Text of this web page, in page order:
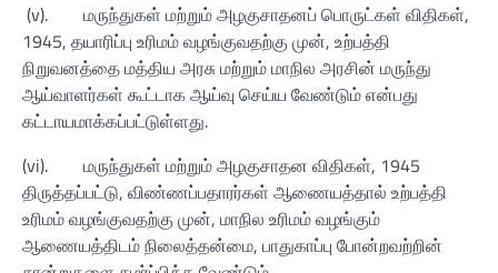
(v). மருந்துகள் மற்றும் அழகுசாதனப் பொருட்கள் விதிகள்,
1945, தயாரிப்பு உரிமம் வழங்குவதற்கு முன், உற்பத்தி
நிறுவனத்தை மத்திய அரசு மற்றும் மாநில அரசின் மருந்து
ஆய்வாளர்கள் கூட்டாக ஆய்வு செய்ய வேண்டும் என்பது
கட்டாயமாக்கப்பட்டுள்ளது.
(vi). மருந்துகள் மற்றும் அழகுசாதன விதிகள், 1945
திருத்தப்பட்டு, விண்ணப்பதாரர்கள் ஆணையத்தால் உற்பத்தி
உரிமம் வழங்குவதற்கு முன், மாநில உரிமம் வழங்கும்
ஆணையத்திடம் நிலைத்தன்மை, பாதுகாப்பு போன்றவற்றின்